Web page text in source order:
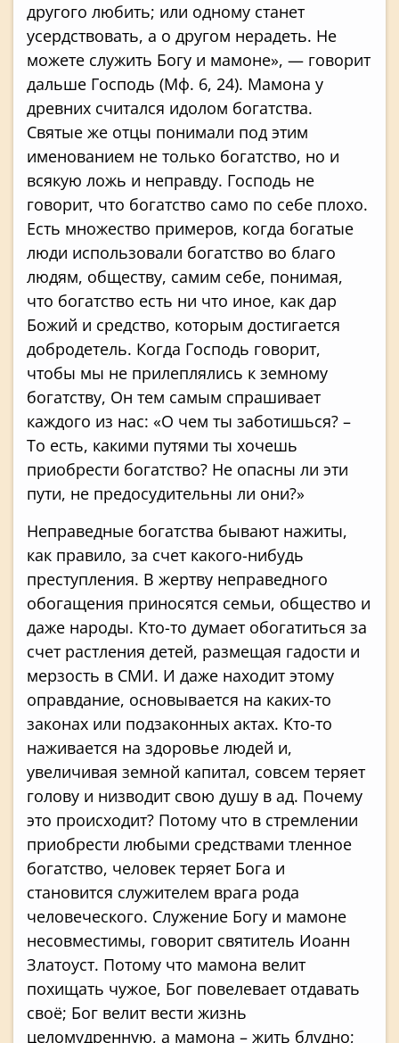
другого любить; или одному станет
усердствовать, а о другом нерадеть. Не
можете служить Богу и мамоне», — говорит
дальше Господь (Мф. 6, 24). Мамона у
древних считался идолом богатства.
Святые же отцы понимали под этим
именованием не только богатство, но и
всякую ложь и неправду. Господь не
говорит, что богатство само по себе плохо.
Есть множество примеров, когда богатые
люди использовали богатство во благо
людям, обществу, самим себе, понимая,
что богатство есть ни что иное, как дар
Божий и средство, которым достигается
добродетель. Когда Господь говорит,
чтобы мы не прилеплялись к земному
богатству, Он тем самым спрашивает
каждого из нас: «О чем ты заботишься? –
То есть, какими путями ты хочешь
приобрести богатство? Не опасны ли эти
пути, не предосудительны ли они?»
Неправедные богатства бывают нажиты,
как правило, за счет какого-нибудь
преступления. В жертву неправедного
обогащения приносятся семьи, общество и
даже народы. Кто-то думает обогатиться за
счет растления детей, размещая гадости и
мерзость в СМИ. И даже находит этому
оправдание, основывается на каких-то
законах или подзаконных актах. Кто-то
наживается на здоровье людей и,
увеличивая земной капитал, совсем теряет
голову и низводит свою душу в ад. Почему
это происходит? Потому что в стремлении
приобрести любыми средствами тленное
богатство, человек теряет Бога и
становится служителем врага рода
человеческого. Служение Богу и мамоне
несовместимы, говорит святитель Иоанн
Златоуст. Потому что мамона велит
похищать чужое, Бог повелевает отдавать
своё; Бог велит вести жизнь
целомудренную, а мамона – жить блудно;